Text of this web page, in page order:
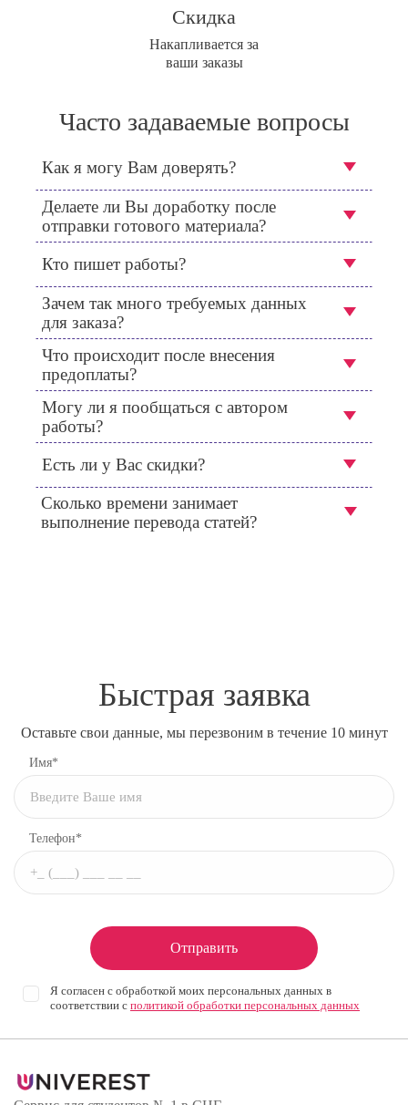
Скидка
Накапливается за
ваши заказы
Часто задаваемые вопросы
Как я могу Вам доверять?
Делаете ли Вы доработку после
отправки готового материала?
Кто пишет работы?
Зачем так много требуемых данных
для заказа?
Что происходит после внесения
предоплаты?
Могу ли я пообщаться с автором
работы?
Есть ли у Вас скидки?
Сколько времени занимает
выполнение перевода статей?
Быстрая заявка
Оставьте свои данные, мы перезвоним в течение 10 минут
Имя*
Телефон*
Отправить
Я согласен с обработкой моих персональных данных в
соответствии с политикой обработки персональных данных